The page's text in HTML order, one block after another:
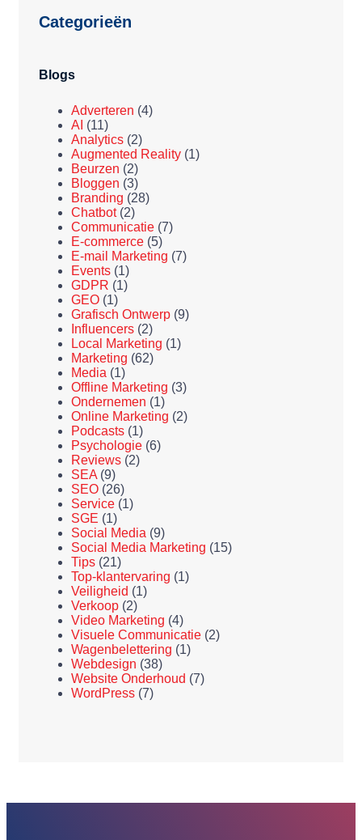
Categorieën
Blogs
Adverteren (4)
AI (11)
Analytics (2)
Augmented Reality (1)
Beurzen (2)
Bloggen (3)
Branding (28)
Chatbot(2)
Communicatie (7)
E-commerce (5)
E-mail Marketing (7)
Events (1)
GDPR (1)
GEO (1)
Grafisch Ontwerp (9)
Influencers (2)
Local Marketing (1)
Marketing (62)
Media (1)
Offline Marketing (3)
Ondernemen (1)
Online Marketing (2)
Podcasts (1)
Psychologie (6)
Reviews (2)
SEA(9)
SEO (26)
Service (1)
SGE (1)
Social Media (9)
Social Media Marketing (15)
Tips (21)
Top-klantervaring (1)
Veiligheid (1)
Verkoop (2)
Video Marketing (4)
Visuele Communicatie (2)
Wagenbelettering (1)
Webdesign (38)
Website Onderhoud (7)
WordPress (7)